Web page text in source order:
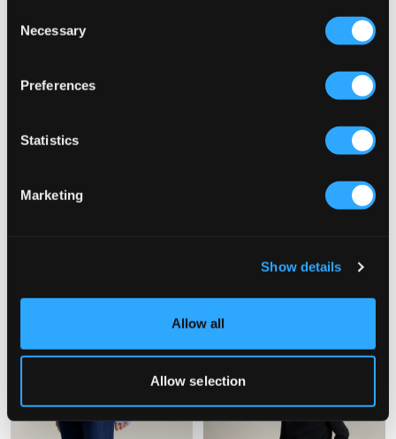
Selection
Necessary
Preferences
Statistics
Marketing
Show details
Allow all
Allow selection
899 kr
Calvin Klein
349,50 kr699 kr